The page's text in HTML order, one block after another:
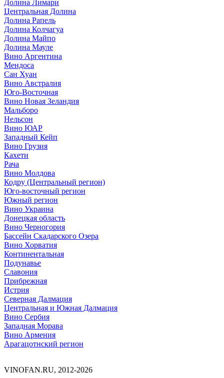
Долина Лимари
Центральная Долина
Долина Рапель
Долина Колчагуа
Долина Майпо
Долина Мауле
Вино Аргентина
Мендоса
Сан Хуан
Вино Австралия
Юго-Восточная
Вино Новая Зеландия
Мальборо
Нельсон
Вино ЮАР
Западный Кейп
Вино Грузия
Кахети
Рача
Вино Молдова
Кодру (Центральный регион)
Юго-восточный регион
Южный регион
Вино Украина
Донецкая область
Вино Черногория
Бассейн Скадарского Озера
Вино Хорватия
Континентальная
Подунавье
Славония
Прибрежная
Истрия
Северная Далмация
Центральная и Южная Далмация
Вино Сербия
Западная Морава
Вино Армения
Арагацотнский регион
VINOFAN.RU, 2012-2026